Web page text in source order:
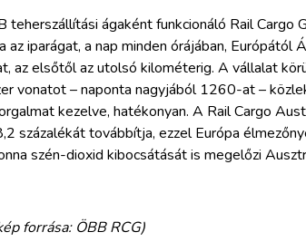
teherszállítási ágaként funkcionáló Rail Cargo
az iparágat, a nap minden órájában,
az elsőtől az utolsó kilométerig. A vállalat
vonatot – naponta nagyjából 1260-at –
kezelve, hatékonyan. A Rail Cargo
százalékát továbbítja, ezzel Európa
szén-dioxid kibocsátását is megelőzi
forrása: ÖBB RCG)